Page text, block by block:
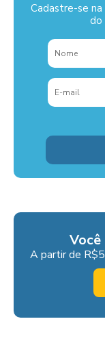
Cadastre-se
do
A partir de